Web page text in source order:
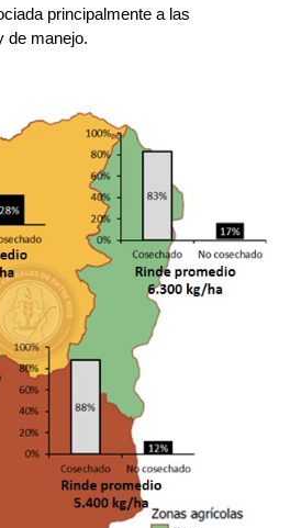
principalmente a las
de manejo.